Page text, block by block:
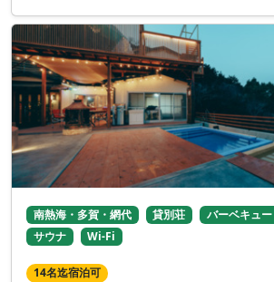
南熱海・多賀・網代 貸別荘 バーベキュー
サウナ
Wi-Fi
14名迄宿泊可